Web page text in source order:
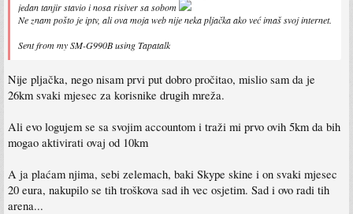
jedan tanjir stavio i nosa risiver sa sobom
Ne znam pošto je iptv, ali ova moja web nije neka pljačka ako već imaš svoj internet.
Sent from my SM-G990B using Tapatalk
Nije pljačka, nego nisam prvi put dobro pročitao, mislio sam da je
26km svaki mjesec za korisnike drugih mreža.
Ali evo logujem se sa svojim accountom i traži mi prvo ovih 5km da bih
mogao aktivirati ovaj od 10km
A ja plaćam njima, sebi zelemach, baki Skype skine i on svaki mjesec
20 eura, nakupilo se tih troškova sad ih vec osjetim. Sad i ovo radi tih
arena...